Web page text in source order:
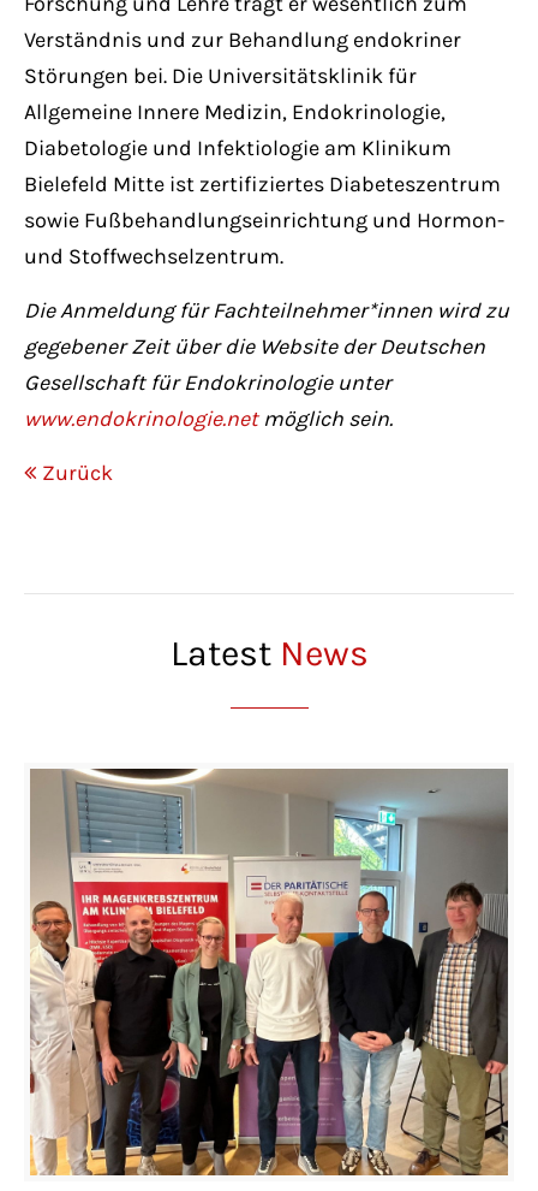
Verständnis und zur Behandlung endokriner
Störungen bei. Die Universitätsklinik für
Allgemeine Innere Medizin, Endokrinologie,
Diabetologie und Infektiologie am Klinikum
Bielefeld Mitte ist zertifiziertes Diabeteszentrum
sowie Fußbehandlungseinrichtung und Hormon-
und Stoffwechselzentrum.
Die Anmeldung für Fachteilnehmer*innen wird zu
gegebener Zeit über die Website der Deutschen
Gesellschaft für Endokrinologie unter
www.endokrinologie.netmöglich sein.
Zurück
Latest News